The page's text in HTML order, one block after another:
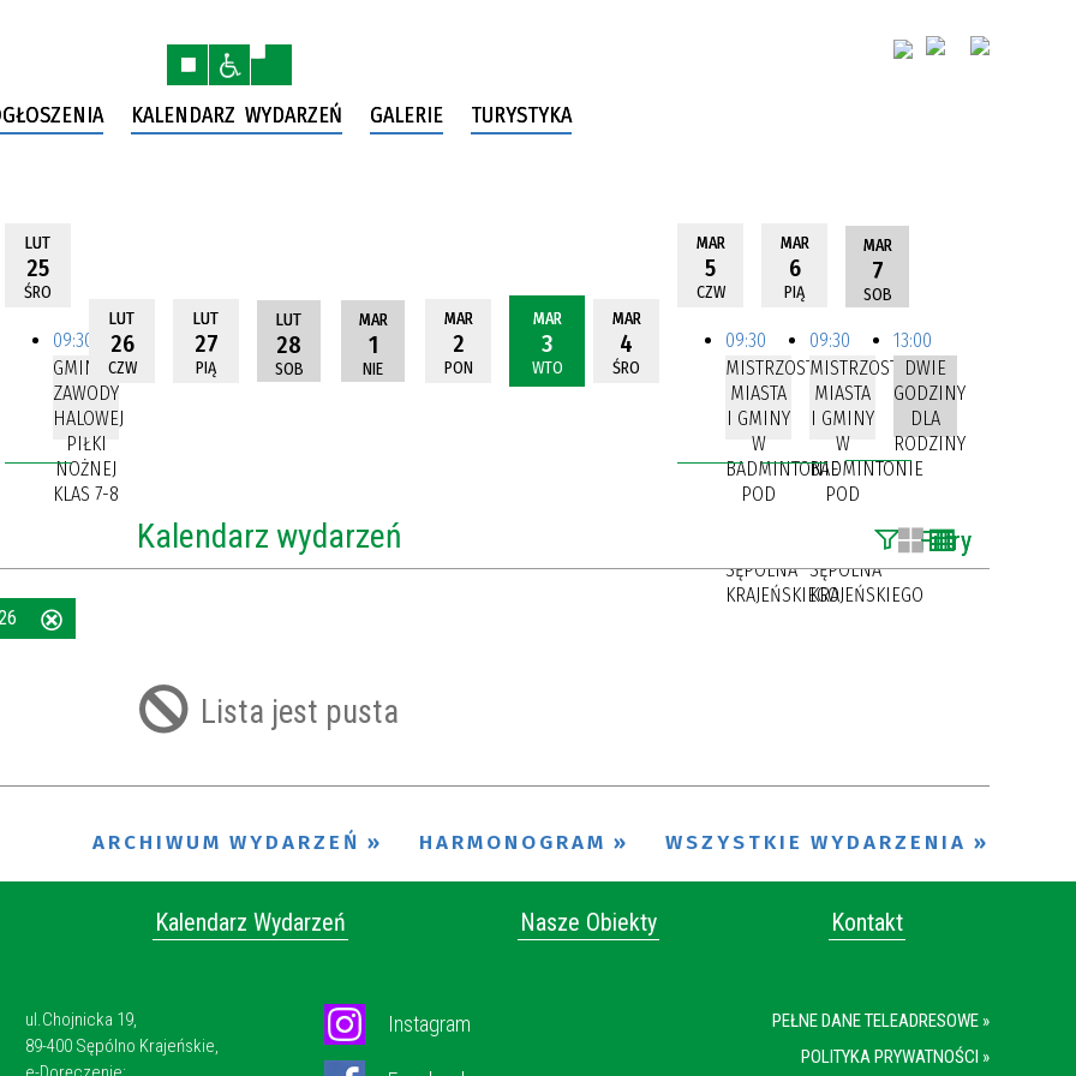
KALENDARZ WYDARZEŃ GALERIE TURYSTYKA
LUT
25
ŚRO
09:30
GMINNE
ZAWODY
HALOWEJ
PIŁKI
NOŻNEJ
KLAS 7-8
LUT
26
CZW
LUT
27
PIĄ
LUT
28
SOB
MAR
1
NIE
MAR
2
PON
MAR
3
WTO
MAR
4
ŚRO
MAR
5
CZW
09:30
MISTRZOSTWA
MIASTA
I GMINY
W
BADMINTONIE
POD
SĘPÓLNA
KRAJEŃSKIEGO
MAR
6
PIĄ
09:30
MISTRZOSTWA
MIASTA
I GMINY
W
BADMINTONIE
POD
BURMISTRZA
SĘPÓLNA
KRAJEŃSKIEGO
MAR
7
SOB
13:00
DWIE
GODZINY
DLA
RODZINY
Kalendarz wydarzeń Filtry
Szukana fraza
Miejsce
Organizator
Lista jest pusta
WSZYSTKIE WYDARZENIA
HARMONOGRAM
ARCHIWUM WYDARZEŃ
Kalendarz Wydarzeń Nasze Obiekty Kontakt
ul.Chojnicka 19,
89-400 Sępólno Krajeńskie,
Instagram
PEŁNE DANE TELEADRESOWE »
POLITYKA PRYWATNOŚCI »